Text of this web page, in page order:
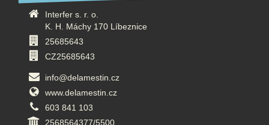
Interfer s. r. o.
K. H. Máchy 170 Líbeznice
25685643
CZ25685643
info@delamestin.cz
www.delamestin.cz
603 841 103
2568564377/5500